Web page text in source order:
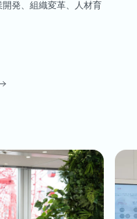
発、組織変革、人材育